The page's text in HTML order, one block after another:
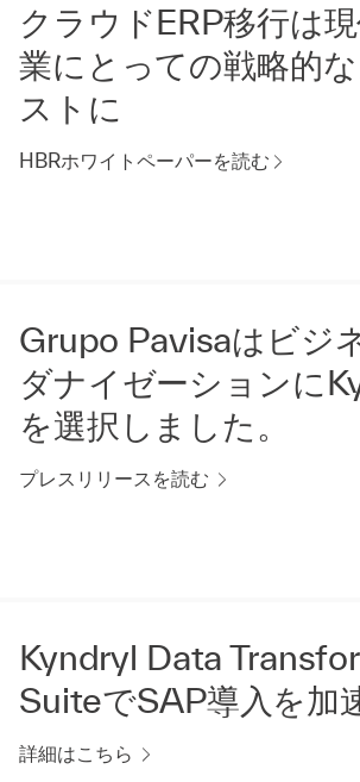
クラウドERP移行は
業にとっての戦略的
ストに
HBRホワイトペーパーを読む
Grupo Pavisaはビジ
ダナイゼーションに
を選択しました。
プレスリリースを読む
Kyndryl Data
SuiteでSAP導入を加
詳細はこちら